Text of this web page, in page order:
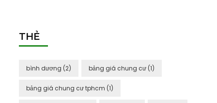
THẺ
bình dương (2) bảng giá chung cư (1)
bảng giá chung cư tphcm (1)